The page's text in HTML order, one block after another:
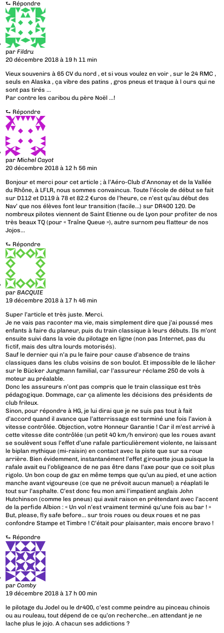
⮑ Répondre
parFildru
20 décembre 2018 à 19 h 11 min
Vieux souvenirs à 65 CV du nord , et si vous voulez en voir , sur le 24 RMC ,
seuls en Alaska , ça vibre des patins , gros pneus et traque à l ours qui ne
sont pas tirés …
Par contre les caribou du père Noël …!
⮑ Répondre
parMichel Cayot
20 décembre 2018 à 12 h 56 min
Bonjour et merci pour cet article ; à l’Aéro-Club d’Annonay et de la Vallée
du Rhône, à LFLR, nous sommes convaincus. Toute l’école de début se fait
sur D112 et D119 à 78 et 82.2 €uros de l’heure, ce n’est qu’au début des
Nav’ que nos élèves font leur transition (facile…) sur DR400 120. De
nombreux pilotes viennent de Saint Etienne ou de Lyon pour profiter de nos
très beaux TQ (pour « Traîne Queue »), autre surnom peu flatteur de nos
Jojos…
⮑ Répondre
parBACQUIE
19 décembre 2018 à 17 h 46 min
Super l’article et très juste. Merci.
Je ne vais pas raconter ma vie, mais simplement dire que j’ai poussé mes
enfants à faire du planeur, puis du train classique à leurs débuts. Ils m’ont
ensuite suivi dans la voie du pilotage en ligne (non pas Internet, pas du
fictif, mais des ultra lourds motorisés).
Sauf le dernier qui n’a pu le faire pour cause d’absence de trains
classiques dans les clubs voisins de son boulot. Et impossible de le lâcher
sur le Bücker Jungmann familial, car l’assureur réclame 250 de vols à
moteur au préalable.
Donc les assureurs n’ont pas compris que le train classique est très
pédagogique. Dommage, car ça alimente les décisions des présidents de
club frileux.
Sinon, pour répondre à HG, je lui dirai que je ne suis pas tout à fait
d’accord quand il avance que l’atterrissage est terminé une fois l’avion à
vitesse contrôlée. Objection, votre Honneur Garantie ! Car il m’est arrivé à
cette vitesse dite contrôlée (un petit 40 km/h environ) que les roues avant
se soulèvent sous l’effet d’une rafale particulièrement violente, ne laissant
le biplan mythique (mi-raisin) en contact avec la piste que sur sa roue
arrière. Bien évidemment, instantanément l’effet girouette joua puisque la
rafale avait eu l’obligeance de ne pas être dans l’axe pour que ce soit plus
rigolo. Un bon coup de gaz en même temps que qu’un au pied, et une action
manche avant vigoureuse (ce que ne prévoit aucun manuel) a réaplati le
tout sur l’asphalte. C’est donc feu mon ami l’impatient anglais John
Hutchinson (comme les pneus) qui avait raison en prétendant avec l’accent
de la perfide Albion : « Un vol n’est vraiment terminé qu’une fois au bar ! »
But, please, fly safe before… sur trois roues ou deux roues et ne pas
confondre Stampe et Timbre ! C’était pour plaisanter, mais encore bravo !
⮑ Répondre
parComby
19 décembre 2018 à 17 h 00 min
le pilotage du Jodel ou le dr400, c’est comme peindre au pinceau chinois
ou au rouleau, tout dépend de ce qu’on recherche…en attendant je ne
lache plus le jojo. A chacun ses addictions ?